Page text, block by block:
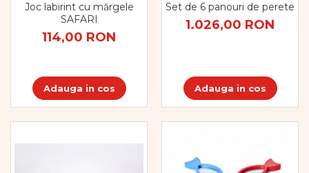
Joc labirint cu mărgele
SAFARI
114,00 RON
Adauga in cos
Set de 6 panouri de perete
1.026,00 RON
Adauga in cos